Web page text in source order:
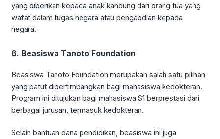
yang diberikan kepada anak kandung dari orang tua yang
wafat dalam tugas negara atau pengabdian kepada
negara.
6. Beasiswa Tanoto Foundation
Beasiswa Tanoto Foundation merupakan salah satu pilihan
yang patut dipertimbangkan bagi mahasiswa kedokteran.
Program ini ditujukan bagi mahasiswa S1 berprestasi dari
berbagai jurusan, termasuk kedokteran.
Selain bantuan dana pendidikan, beasiswa ini juga